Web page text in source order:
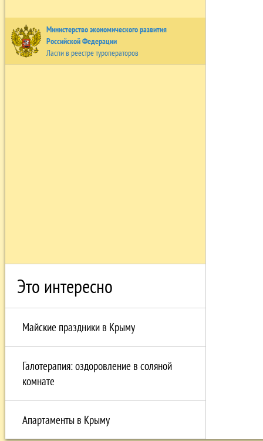
Министерство экономического развития
Российской Федерации
Ласпи в реестре туроператоров
Это интересно
Майские праздники в Крыму
Галотерапия: оздоровление в соляной
комнате
Апартаменты в Крыму